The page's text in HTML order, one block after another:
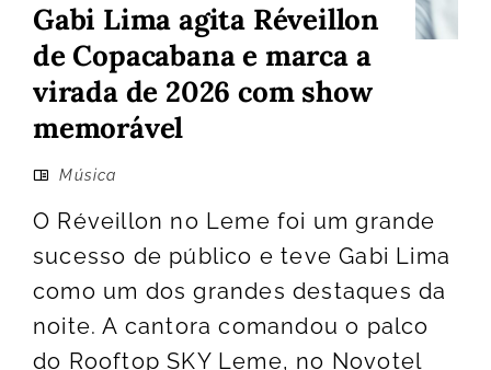
Gabi Lima agita Réveillon
de Copacabana e marca a
virada de 2026 com show
memorável
Música
O Réveillon no Leme foi um grande
sucesso de público e teve Gabi Lima
como um dos grandes destaques da
noite. A cantora comandou o palco
do Rooftop SKY Leme, no Novotel